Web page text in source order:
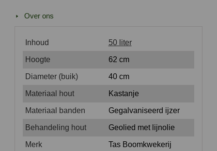
Over ons
Inhoud 50 liter
Hoogte 62 cm
Diameter (buik) 40 cm
Materiaal hout Kastanje
Materiaal banden Gegalvaniseerd ijzer
Behandeling hout Geolied met lijnolie
Merk Tas Boomkwekerij